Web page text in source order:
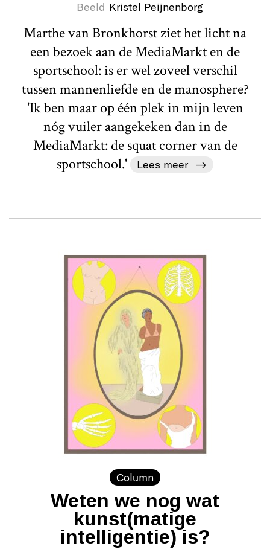
Beeld Kristel Peijnenborg
Marthe van Bronkhorst ziet het licht na
een bezoek aan de MediaMarkt en de
sportschool: is er wel zoveel verschil
tussen mannenliefde en de manosphere?
'Ik ben maar op één plek in mijn leven
nóg vuiler aangekeken dan in de
MediaMarkt: de squat corner van de
sportschool.'
Lees meer
Column
Weten we nog wat
kunst(matige
intelligentie) is?